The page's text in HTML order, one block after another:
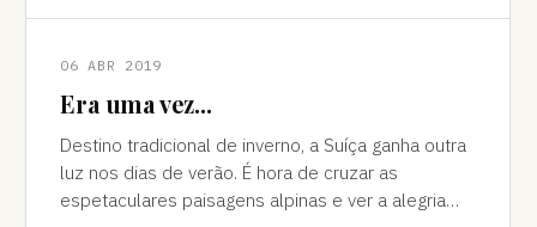
06 ABR 2019
Era uma vez...
Destino tradicional de inverno, a Suíça ganha outra
luz nos dias de verão. É hora de cruzar as
espetaculares paisagens alpinas e ver a alegria